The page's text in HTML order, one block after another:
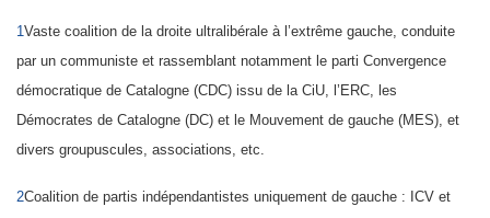
1Vaste coalition de la droite ultralibérale à l’extrême gauche, conduite
par un communiste et rassemblant notamment le parti Convergence
démocratique de Catalogne (CDC) issu de la CiU, l’ERC, les
Démocrates de Catalogne (DC) et le Mouvement de gauche (MES), et
divers groupuscules, associations, etc.
2Coalition de partis indépendantistes uniquement de gauche : ICV et